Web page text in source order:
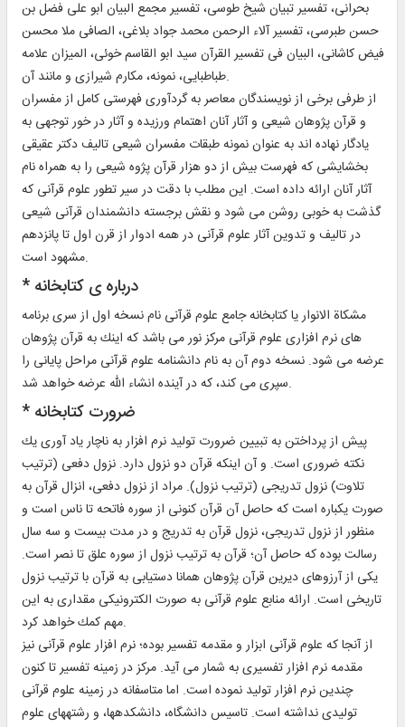
بحرانى، تفسير تبيان شيخ طوسى، تفسير مجمع البيان ابو على فضل بن
حسن طبرسى، تفسير آلاء الرحمن محمد جواد بلاغى، الصافى ملا محسن
فيض كاشانى، البيان فى تفسير القرآن سيد ابو القاسم خوئى، الميزان علامه
طباطبايى، نمونه، مكارم شيرازى و مانند آن.
از طرفى برخى از نويسندگان معاصر به گردآورى فهرستى كامل از مفسران
و قرآن پژوهان شيعى و آثار آنان اهتمام ورزيده و آثار در خور توجهى به
يادگار نهاده اند به عنوان نمونه طبقات مفسران شيعى تاليف دكتر عقيقى
بخشايشى كه فهرست بيش از دو هزار قرآن پژوه شيعى را به همراه نام
آثار آنان ارائه داده است. اين مطلب با دقت در سير تطور علوم قرآنى كه
گذشت به خوبى روشن مى شود و نقش برجسته دانشمندان قرآنى شيعى
در تاليف و تدوين آثار علوم قرآنى در همه ادوار از قرن اول تا پانزدهم
مشهود است.
* درباره‏ ى كتابخانه‏
مشكاة الانوار يا كتابخانه جامع علوم قرآنى نام نسخه اول از سرى برنامه
هاى نرم افزارى علوم قرآنى مركز نور مى باشد كه اينك به قرآن پژوهان
عرضه مى شود. نسخه دوم آن به نام دانشنامه علوم قرآنى مراحل پايانى را
سپرى مى كند، كه در آينده انشاء الله عرضه خواهد شد.
* ضرورت كتابخانه‏
پيش از پرداختن به تبيين ضرورت توليد نرم افزار به ناچار ياد آورى يك
نكته ضرورى است. و آن اينكه قرآن دو نزول دارد. نزول دفعى (ترتيب
تلاوت) نزول تدريجى (ترتيب نزول). مراد از نزول دفعى، انزال قرآن به
صورت يكباره است كه حاصل آن قرآن كنونى از سوره فاتحه تا ناس است و
منظور از نزول تدريجى، نزول قرآن به تدريج و در مدت بيست و سه سال
رسالت بوده كه حاصل آن؛ قرآن به ترتيب نزول از سوره علق تا نصر است.
يكى از آرزوهاى ديرين قرآن پژوهان همانا دستيابى به قرآن با ترتيب نزول
تاريخى است. ارائه منابع علوم قرآنى به صورت الكترونيكى مقدارى به اين
مهم كمك خواهد كرد.
از آنجا كه علوم قرآنى ابزار و مقدمه تفسير بوده؛ نرم افزار علوم قرآنى نيز
مقدمه نرم افزار تفسيرى به شمار مى آيد. مركز در زمينه تفسير تا كنون
چندين نرم افزار توليد نموده است. اما متاسفانه در زمينه علوم قرآنى
توليدى نداشته است. تاسيس دانشگاه، دانشكده‏ها، و رشته‏هاى علوم